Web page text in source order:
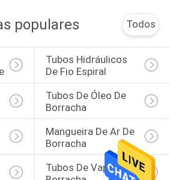
populares Todos
Tubos Hidráulicos
De Fio Espiral
Tubos De Óleo De
Borracha
Mangueira De Ar De
Borracha
Tubos De Vapor De